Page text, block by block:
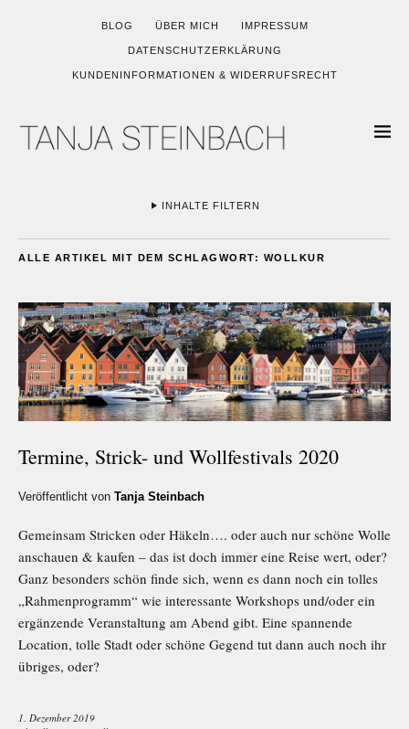
BLOG ÜBER MICH IMPRESSUM
DATENSCHUTZERKLÄRUNG
KUNDENINFORMATIONEN & WIDERRUFSRECHT
INHALTE FILTERN
ALLE ARTIKEL MIT DEM SCHLAGWORT: WOLLKUR
Termine, Strick- und Wollfestivals 2020
Veröffentlicht von Tanja Steinbach
Gemeinsam Stricken oder Häkeln…. oder auch nur schöne Wolle
anschauen & kaufen – das ist doch immer eine Reise wert, oder?
Ganz besonders schön finde sich, wenn es dann noch ein tolles
„Rahmenprogramm“ wie interessante Workshops und/oder ein
ergänzende Veranstaltung am Abend gibt. Eine spannende
Location, tolle Stadt oder schöne Gegend tut dann auch noch ihr
übriges, oder?
1. Dezember 2019